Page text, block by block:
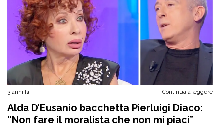
3 anni fa Continua a leggere
Alda D’Eusanio bacchetta Pierluigi Diaco:
“Non fare il moralista che non mi piaci”